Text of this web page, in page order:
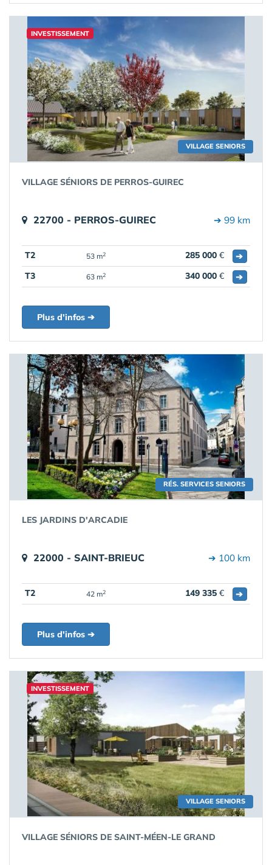
VILLAGE SENIORS
INVESTISSEMENT
VILLAGE SÉNIORS DE PERROS-GUIREC
22700 - PERROS-GUIREC ➔ 99 km
T2 53 m2 285 000 €
➔
T3
63 m2 340 000 € ➔
Plus d'infos ➔
RÉS. SERVICES SENIORS
LES JARDINS D'ARCADIE
22000 - SAINT-BRIEUC ➔ 100 km
T2 42 m2 149 335 € ➔
Plus d'infos ➔
VILLAGE SENIORS
INVESTISSEMENT
VILLAGE SÉNIORS DE SAINT-MÉEN-LE GRAND